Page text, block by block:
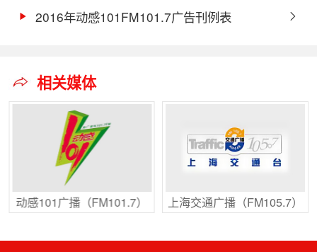
2016年动感101FM101.7广告刊例表
相关媒体
动感101广播（FM101.7） 上海交通广播（FM105.7）